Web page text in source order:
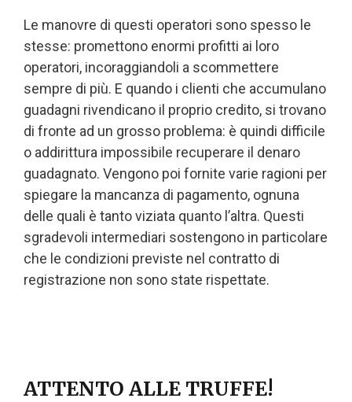
Le manovre di questi operatori sono spesso le
stesse: promettono enormi profitti ai loro
operatori, incoraggiandoli a scommettere
sempre di più. E quando i clienti che accumulano
guadagni rivendicano il proprio credito, si trovano
di fronte ad un grosso problema: è quindi difficile
o addirittura impossibile recuperare il denaro
guadagnato. Vengono poi fornite varie ragioni per
spiegare la mancanza di pagamento, ognuna
delle quali è tanto viziata quanto l’altra. Questi
sgradevoli intermediari sostengono in particolare
che le condizioni previste nel contratto di
registrazione non sono state rispettate.
ATTENTO ALLE TRUFFE!